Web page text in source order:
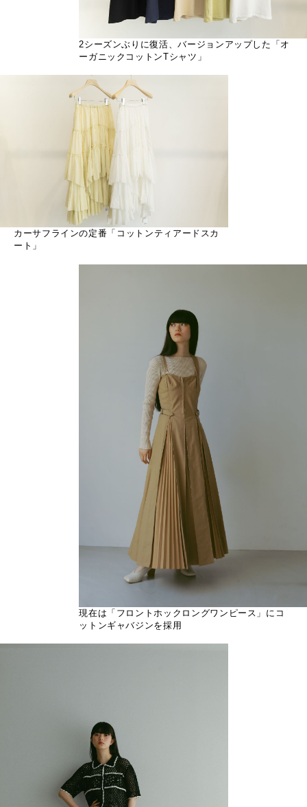
2シーズンぶりに復活、バージョンアップした「オ
ーガニックコットンTシャツ」
カーサフラインの定番「コットンティアードスカ
ート」
現在は「フロントホックロングワンピース」にコ
ットンギャバジンを採用